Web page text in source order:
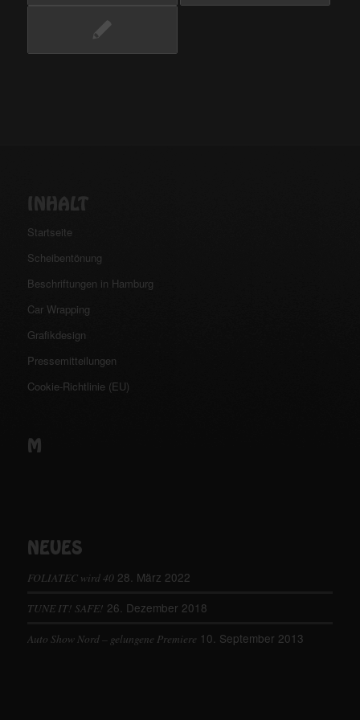
INHALT
Startseite
Scheibentönung
Beschriftungen in Hamburg
Car Wrapping
Grafikdesign
Pressemitteilungen
Cookie-Richtlinie (EU)
M
NEUES
FOLIATEC wird 40 28. März 2022
TUNE IT! SAFE! 26. Dezember 2018
Auto Show Nord – gelungene Premiere 10. September 2013